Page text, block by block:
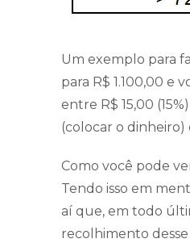
Um exemplo para
para R$ 1.100,00 e
entre R$ 15,00
(colocar o
Como você pode
Tendo isso em
aí que, em todo
recolhimento